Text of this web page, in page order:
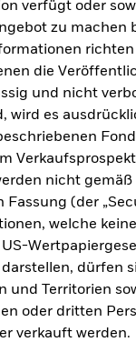
verfügt oder
zu machen
die
und nicht
wird es
nicht
Fassung (der
welche
dürfen
und Territorien
oder dritten
verkauft werden.